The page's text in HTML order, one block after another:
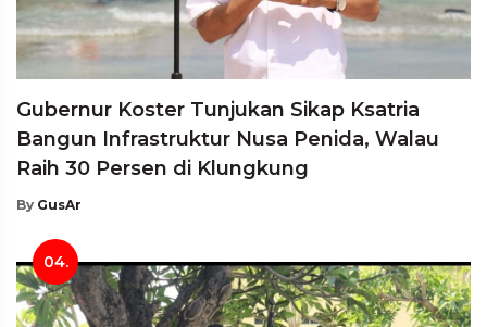
Gubernur Koster Tunjukan Sikap Ksatria
Bangun Infrastruktur Nusa Penida, Walau
Raih 30 Persen di Klungkung
By GusAr
04.